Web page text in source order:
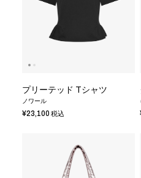
プリーテッド Tシャツ
ノワール
¥23,100 税込